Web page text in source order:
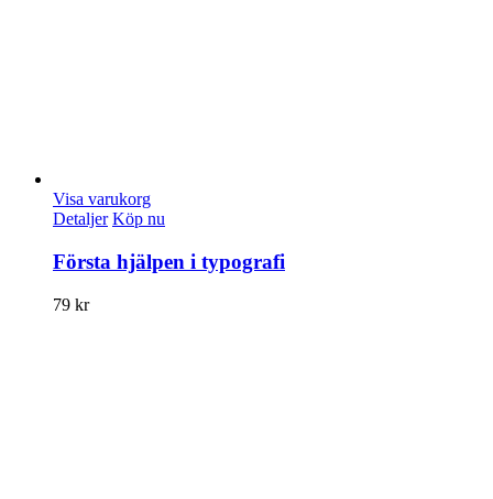
Visa varukorg
Detaljer Köp nu
Första hjälpen i typografi
79 kr